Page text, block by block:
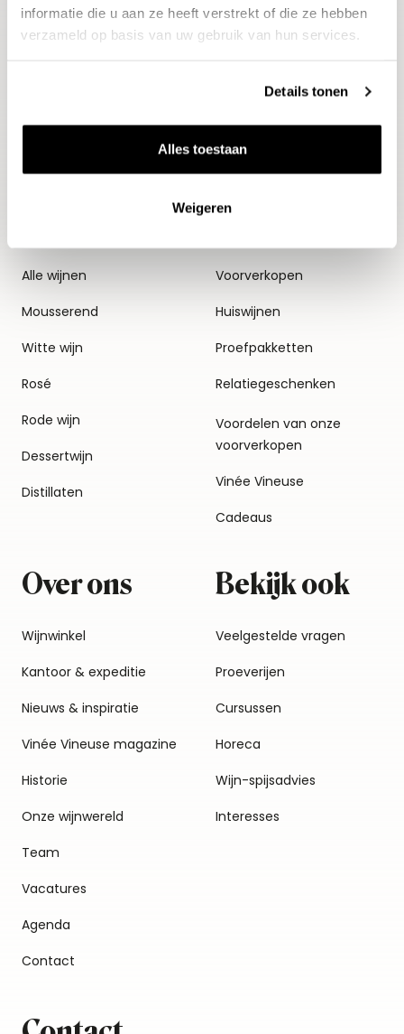
informatie die u aan ze heeft verstrekt of die ze hebben
verzameld op basis van uw gebruik van hun services.
Details tonen
Alles toestaan
Weigeren
Aanmelden
Alle wijnen
Mousserend
Witte wijn
Rosé
Rode wijn
Dessertwijn
Distillaten
Thema's
Voorverkopen
Huiswijnen
Proefpakketten
Relatiegeschenken
Voordelen van onze
voorverkopen
Vinée Vineuse
Cadeaus
Over ons
Wijnwinkel
Kantoor & expeditie
Nieuws & inspiratie
Vinée Vineuse magazine
Historie
Onze wijnwereld
Team
Vacatures
Agenda
Contact
Bekijk ook
Veelgestelde vragen
Proeverijen
Cursussen
Horeca
Wijn-spijsadvies
Interesses